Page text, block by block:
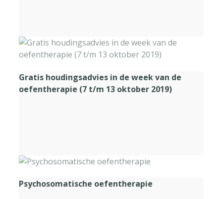
Gratis houdingsadvies in de week van de
oefentherapie (7 t/m 13 oktober 2019)
Psychosomatische oefentherapie